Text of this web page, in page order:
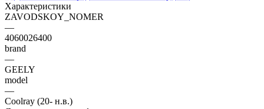
Характеристики
ZAVODSKOY_NOMER
—
4060026400
brand
—
GEELY
model
—
Coolray (20- н.в.)